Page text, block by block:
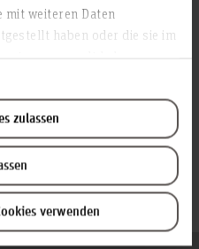
weiteren Daten
haben oder die sie im
zulassen
verwenden
Zum Seitenanfang